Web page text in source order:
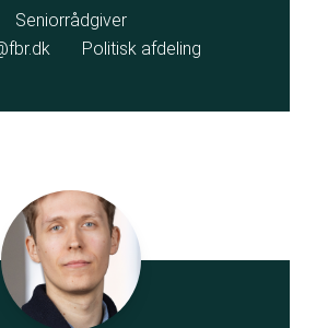
Seniorrådgiver
Politisk afdeling